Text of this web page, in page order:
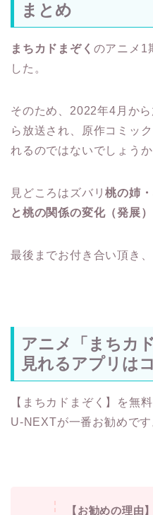
まとめ
まちカドまぞく のアニメ1
した。
そのため、2022年4月か
ら放送され、原作コミッ
れるのではないでしょうか
見どころはズバリ桃の姉
と桃の関係の変化（発展）
最後までお付き合い頂き
アニメ「まちカ
見れるアプリは
【まちカドまぞく】を無
U-NEXTが一番お勧めです
【お勧めの理由】